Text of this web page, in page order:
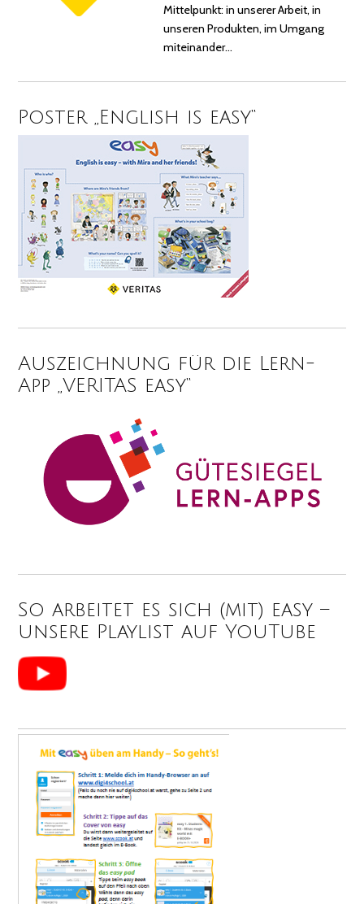
Mittelpunkt: in unserer Arbeit, in
unseren Produkten, im Umgang
miteinander…
Poster „English is easy“
Auszeichnung für die Lern-
App „VERITAS easy“
So arbeitet es sich (mit) easy –
unsere Playlist auf YouTube